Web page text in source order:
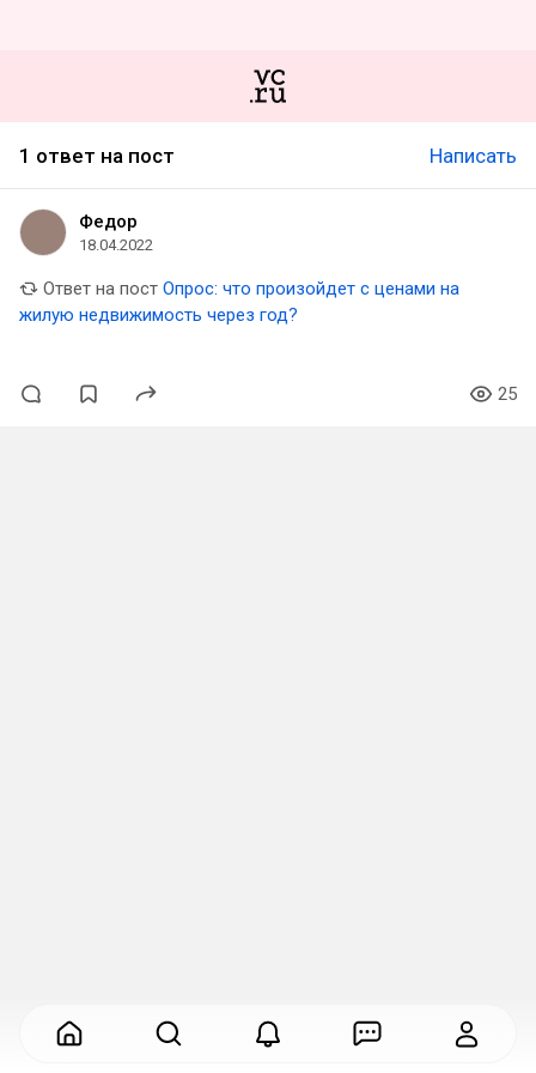
1 ответ на пост Написать
Федор
18.04.2022
Ответ на пост Опрос: что произойдет с ценами на
жилую недвижимость через год?
25